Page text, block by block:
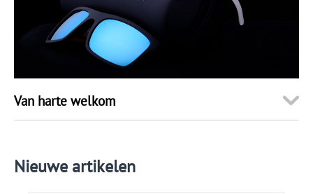
Van harte welkom
Nieuwe artikelen